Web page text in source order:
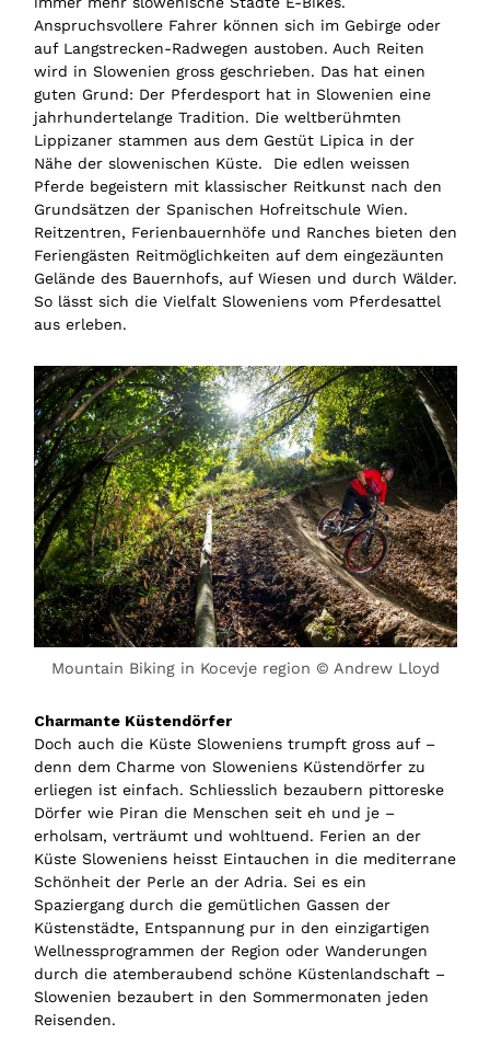
Anspruchsvollere Fahrer können sich im Gebirge oder
auf Langstrecken-Radwegen austoben. Auch Reiten
wird in Slowenien gross geschrieben. Das hat einen
guten Grund: Der Pferdesport hat in Slowenien eine
jahrhundertelange Tradition. Die weltberühmten
Lippizaner stammen aus dem Gestüt Lipica in der
Nähe der slowenischen Küste. Die edlen weissen
Pferde begeistern mit klassischer Reitkunst nach den
Grundsätzen der Spanischen Hofreitschule Wien.
Reitzentren, Ferienbauernhöfe und Ranches bieten den
Feriengästen Reitmöglichkeiten auf dem eingezäunten
Gelände des Bauernhofs, auf Wiesen und durch Wälder.
So lässt sich die Vielfalt Sloweniens vom Pferdesattel
aus erleben.
Mountain Biking in Kocevje region © Andrew Lloyd
Charmante Küstendörfer
Doch auch die Küste Sloweniens trumpft gross auf –
denn dem Charme von Sloweniens Küstendörfer zu
erliegen ist einfach. Schliesslich bezaubern pittoreske
Dörfer wie Piran die Menschen seit eh und je –
erholsam, verträumt und wohltuend. Ferien an der
Küste Sloweniens heisst Eintauchen in die mediterrane
Schönheit der Perle an der Adria. Sei es ein
Spaziergang durch die gemütlichen Gassen der
Küstenstädte, Entspannung pur in den einzigartigen
Wellnessprogrammen der Region oder Wanderungen
durch die atemberaubend schöne Küstenlandschaft –
Slowenien bezaubert in den Sommermonaten jeden
Reisenden.